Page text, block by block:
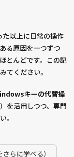
以上に日常の操作
る原因を一つずつ
とんどです。この記
てください。
キーの代替操
を活用しつつ、専門
。
らに学べる）